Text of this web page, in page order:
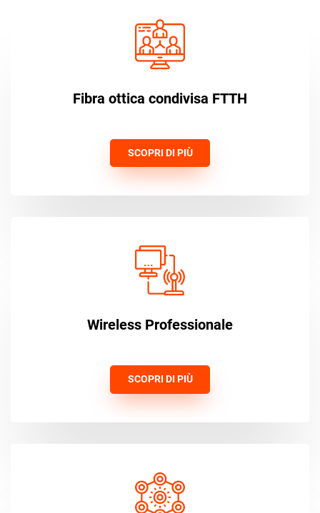
Fibra ottica condivisa FTTH
SCOPRI DI PIÙ
Wireless Professionale
SCOPRI DI PIÙ